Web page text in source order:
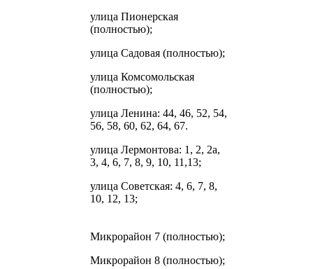
улица Пионерская
(полностью);
улица Садовая (полностью);
улица Комсомольская
(полностью);
улица Ленина: 44, 46, 52, 54,
56, 58, 60, 62, 64, 67.
улица Лермонтова: 1, 2, 2а,
3, 4, 6, 7, 8, 9, 10, 11,13;
улица Советская: 4, 6, 7, 8,
10, 12, 13;
Микрорайон 7 (полностью);
Микрорайон 8 (полностью);